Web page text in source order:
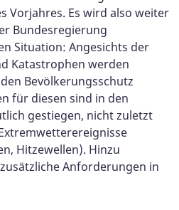
Vorjahres. Es wird also weiter
Bundesregierung
Situation: Angesichts der
Katastrophen werden
Bevölkerungsschutz
für diesen sind in den
gestiegen, nicht zuletzt
Hitzewellen). Hinzu
Anforderungen in